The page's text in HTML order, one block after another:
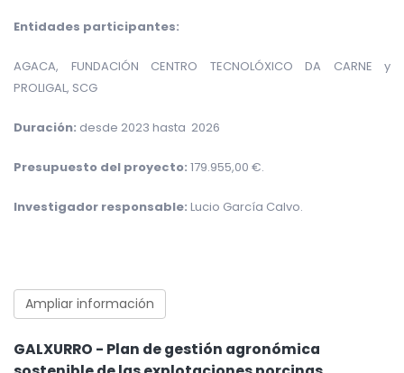
Entidades participantes:
AGACA, FUNDACIÓN CENTRO TECNOLÓXICO DA CARNE y
PROLIGAL, SCG
Duración: desde 2023 hasta 2026
Presupuesto del proyecto: 179.955,00 €.
Investigador responsable: Lucio García Calvo.
Ampliar información
GALXURRO - Plan de gestión agronómica